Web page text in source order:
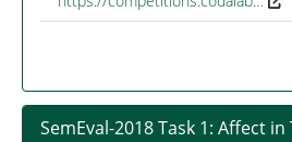
SemEval-2018 Task 1: Affect in